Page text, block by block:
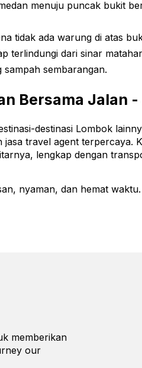
menuju puncak bukit
tidak ada warung di atas
terlindungi dari sinar
sembarangan.
Bersama Jalan
destinasi Lombok
travel agent terpercaya.
lengkap dengan
nyaman, dan hemat waktu.
memberikan
our